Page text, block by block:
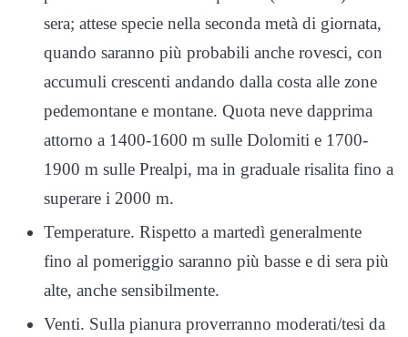
sera; attese specie nella seconda metà di giornata,
quando saranno più probabili anche rovesci, con
accumuli crescenti andando dalla costa alle zone
pedemontane e montane. Quota neve dapprima
attorno a 1400-1600 m sulle Dolomiti e 1700-
1900 m sulle Prealpi, ma in graduale risalita fino a
superare i 2000 m.
Temperature. Rispetto a martedì generalmente
fino al pomeriggio saranno più basse e di sera più
alte, anche sensibilmente.
Venti. Sulla pianura proverranno moderati/tesi da